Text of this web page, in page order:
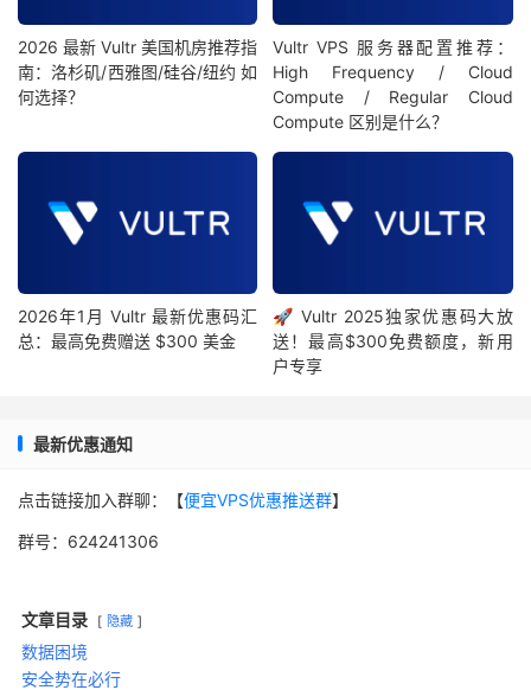
2026 最新 Vultr 美国机房推荐指
南：洛杉矶/西雅图/硅谷/纽约 如
何选择？
Vultr VPS 服务器配置推荐：
High Frequency / Cloud
Compute / Regular Cloud
Compute 区别是什么？
2026年1月 Vultr 最新优惠码汇
总：最高免费赠送 $300 美金
🚀 Vultr 2025独家优惠码大放
送！最高$300免费额度，新用
户专享
最新优惠通知
点击链接加入群聊：【便宜VPS优惠推送群】
群号：624241306
文章目录 隐藏
数据困境
安全势在必行